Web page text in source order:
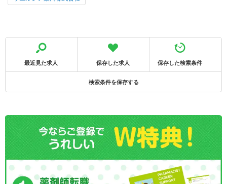
最近見た求人 保存した求人 保存した検索条件
検索条件を保存する